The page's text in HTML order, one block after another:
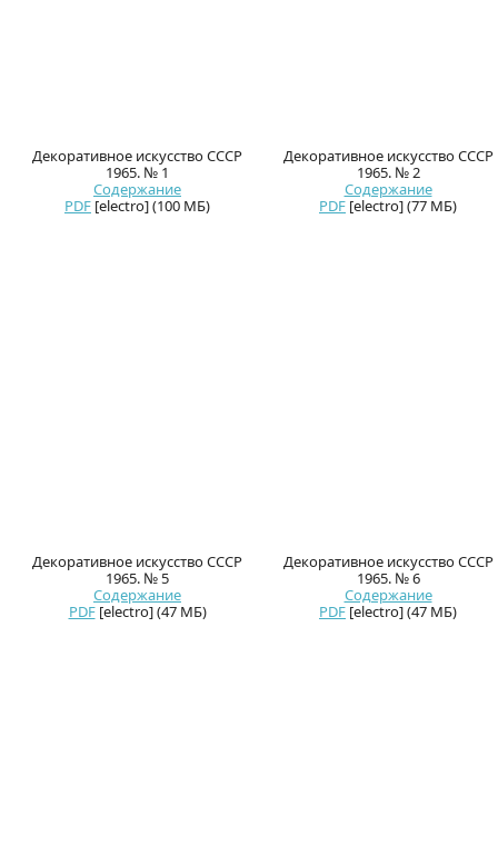
Декоративное искусство СССР
1965. № 1
Содержание
PDF [electro] (100 МБ)
Декоративное искусство СССР
1965. № 2
Содержание
PDF [electro] (77 МБ)
Декоративное искусство СССР
1965. № 5
Содержание
PDF[electro] (47 МБ)
Декоративное искусство СССР
1965. № 6
Содержание
PDF [electro] (47 МБ)